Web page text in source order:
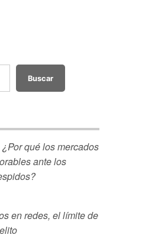
Buscar
qué los mercados
ante los
en redes, el límite de